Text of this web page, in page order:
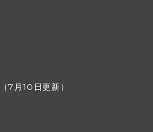
7月10日更新）